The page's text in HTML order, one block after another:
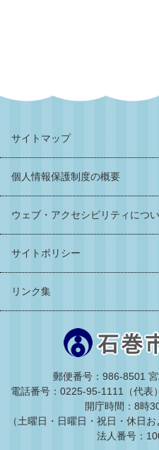
サイトマップ
個人情報保護制度の概要
ウェブ・アクセシビリティにつ
サイトポリシー
リンク集
郵便番号：986-8501
電話番号：0225-95-1111（代表）
開庁時間：8時
（土曜日・日曜日・祝日・休日
法人番号：